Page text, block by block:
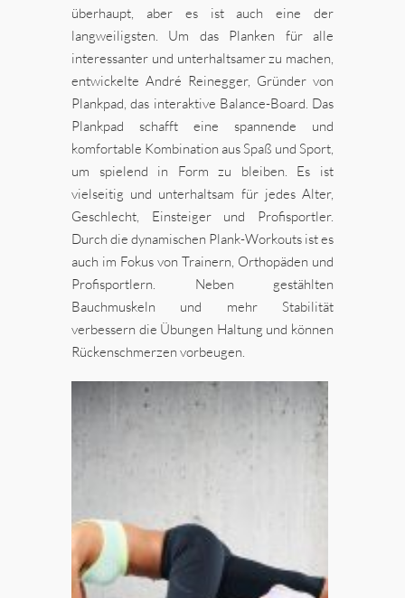
überhaupt, aber es ist auch eine der
langweiligsten. Um das Planken für alle
interessanter und unterhaltsamer zu machen,
entwickelte André Reinegger, Gründer von
Plankpad, das interaktive Balance-Board. Das
Plankpad schafft eine spannende und
komfortable Kombination aus Spaß und Sport,
um spielend in Form zu bleiben. Es ist
vielseitig und unterhaltsam für jedes Alter,
Geschlecht, Einsteiger und Profisportler.
Durch die dynamischen Plank-Workouts ist es
auch im Fokus von Trainern, Orthopäden und
Profisportlern. Neben gestählten
Bauchmuskeln und mehr Stabilität
verbessern die Übungen Haltung und können
Rückenschmerzen vorbeugen.